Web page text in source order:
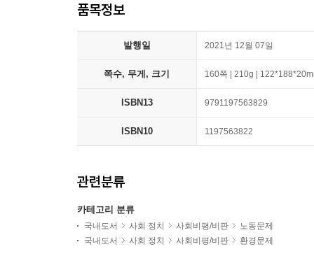
품목정보
발행일 2021년 12월 07일
쪽수, 무게, 크기 160쪽 | 210g |
ISBN13 9791197563829
ISBN10 1197563822
관련분류
카테고리 분류
국내도서 사회 정치 사회비평/비판
노동문제
국내도서
사회 정치 사회비평/비판 환경문제